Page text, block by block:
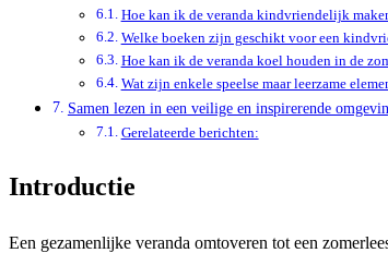
Hoe kan ik de veranda kindvriendelijk
Welke boeken zijn geschikt voor een
Hoe kan ik de veranda koel houden in de
Wat zijn enkele speelse maar leerzame
Samen lezen in een veilige en inspirerende
Gerelateerde berichten:
Introductie
Een gezamenlijke veranda omtoveren tot een